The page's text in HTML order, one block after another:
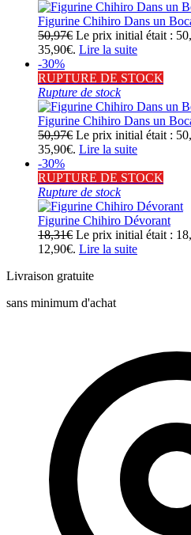
Figurine Chihiro Dans un
50,97€ Le prix initial était :
35,90€. Lire la suite
-30%
RUPTURE DE STOCK
Rupture de stock
Figurine Chihiro Dans un
50,97€ Le prix initial était :
35,90€. Lire la suite
-30%
RUPTURE DE STOCK
Rupture de stock
Figurine Chihiro Dévorant
18,31€ Le prix initial était :
12,90€. Lire la suite
Livraison gratuite
sans minimum d'achat